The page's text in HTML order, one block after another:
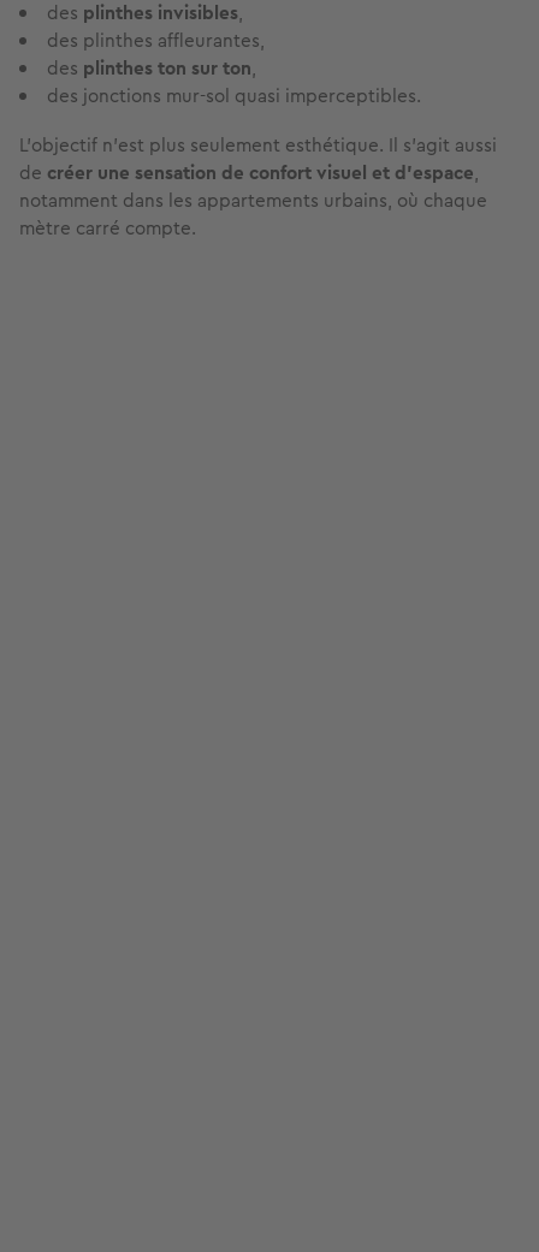
des plinthes invisibles,
des plinthes affleurantes,
des plinthes ton sur ton,
des jonctions mur-sol quasi imperceptibles.
L’objectif n’est plus seulement esthétique. Il s’agit aussi
de créer une sensation de confort visuel et d’espace,
notamment dans les appartements urbains, où chaque
mètre carré compte.